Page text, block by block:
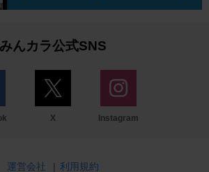
みんカラ公式SNS
X Instagram
運営会社 | 利用規約